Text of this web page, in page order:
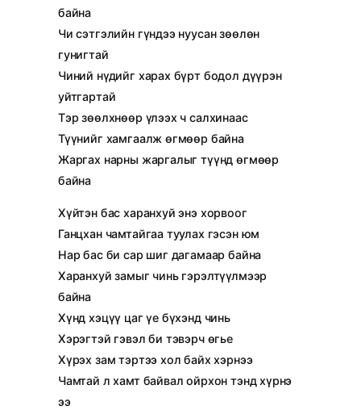
байна
Чи сэтгэлийн гүндээ нуусан зөөлөн
гунигтай
Чиний нүдийг харах бүрт бодол дүүрэн
уйтгартай
Тэр зөөлхнөөр үлээх ч салхинаас
Түүнийг хамгаалж өгмөөр байна
Жаргах нарны жаргалыг түүнд өгмөөр
байна
Хүйтэн бас харанхуй энэ хорвоог
Ганцхан чамтайгаа туулах гэсэн юм
Нар бас би сар шиг дагамаар байна
Харанхуй замыг чинь гэрэлтүүлмээр
байна
Хүнд хэцүү цаг үе бүхэнд чинь
Хэрэгтэй гэвэл би тэвэрч өгье
Хүрэх зам тэртээ хол байх хэрнээ
Чамтай л хамт байвал ойрхон тэнд хүрнэ
ээ